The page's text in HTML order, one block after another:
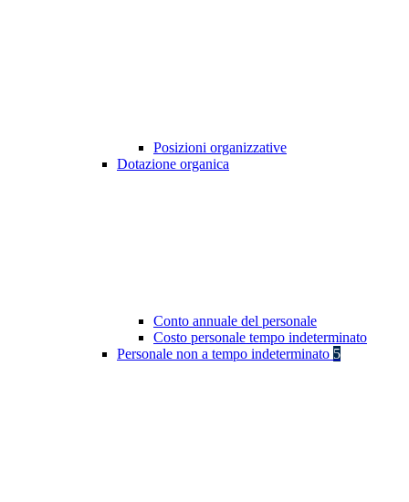
Posizioni organizzative
Dotazione organica
Conto annuale del personale
Costo personale tempo indeterminato
Personale non a tempo indeterminato 5